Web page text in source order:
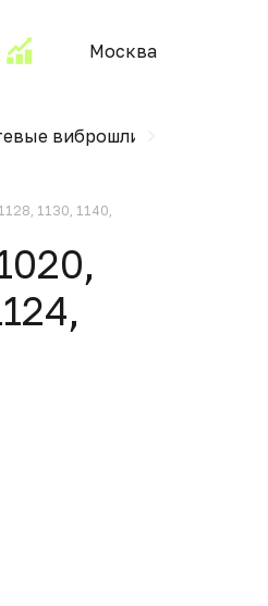
Москва
виброшлифмашины
1130, 1140,